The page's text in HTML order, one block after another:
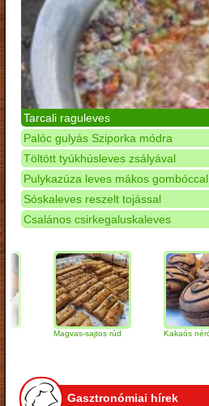
Tarcali raguleves
Palóc gulyás Sziporka módra
Töltött tyúkhúsleves zsályával
Pulykazúza leves mákos gombóccal
Sóskaleves reszelt tojással
Csalános csirkegaluskaleves
Magvas-sajtos rúd Kakaós néró
Gasztronómiai hírek